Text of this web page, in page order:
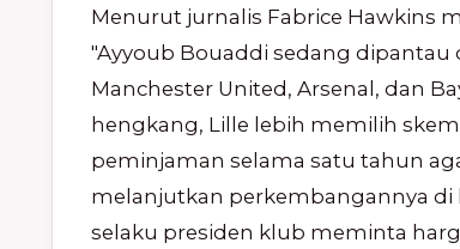
Menurut jurnalis Fabrice Hawkins
"Ayyoub Bouaddi sedang dipantau
Manchester United, Arsenal, dan
hengkang, Lille lebih memilih
peminjaman selama satu tahun
melanjutkan perkembangannya di
selaku presiden klub meminta